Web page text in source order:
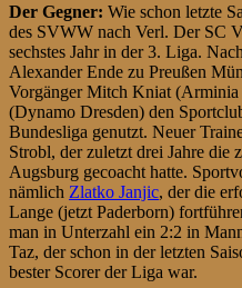
Der Gegner: Wie schon letzte
des SVWW nach Verl. Der SC
sechstes Jahr in der 3. Liga.
Alexander Ende zu Preußen
Vorgänger Mitch Kniat
(Dynamo Dresden) den
Bundesliga genutzt. Neuer
Strobl, der zuletzt drei Jahre die
Augsburg gecoacht hatte.
nämlich Zlatko Janjic, der die
Lange (jetzt Paderborn)
man in Unterzahl ein 2:2 in
Taz, der schon in der letzten
bester Scorer der Liga war.